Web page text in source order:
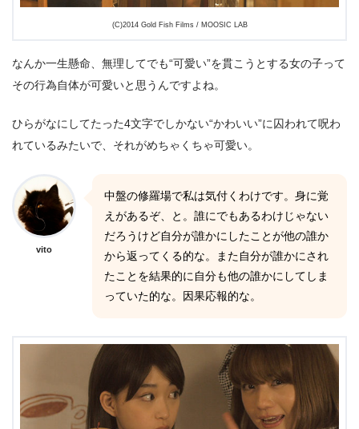
(C)2014 Gold Fish Films / MOOSIC LAB
なんか一生懸命、無理してでも“可愛い”を貫こうとする女の子って
その行為自体が可愛いと思うんですよね。
ひらがなにしてたった4文字でしかない“かわいい”に囚われて呪わ
れているみたいで、それがめちゃくちゃ可愛い。
vito
中盤の修羅場で私は気付くわけです。身に覚
えがあるぞ、と。誰にでもあるわけじゃない
だろうけど自分が誰かにしたことが他の誰か
から返ってくる的な。また自分が誰かにされ
たことを結果的に自分も他の誰かにしてしま
っていた的な。因果応報的な。